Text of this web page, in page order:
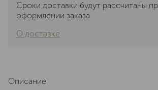
Сроки доставки будут рассчитаны
оформлении заказа
О доставке
Описание